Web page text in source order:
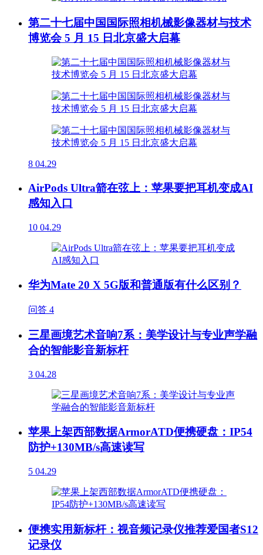
第二十七届中国国际照相机械影像器材与技术
博览会 5 月 15 日北京盛大启幕
8 04.29
AirPods Ultra箭在弦上：苹果要把耳机变成AI
感知入口
10 04.29
华为Mate 20 X 5G版和普通版有什么区别？
问答 4
三星画境艺术音响7系：美学设计与专业声学融
合的智能影音新标杆
3 04.28
苹果上架西部数据ArmorATD便携硬盘：IP54
防护+130MB/s高速读写
5 04.29
便携实用新标杆：视音频记录仪推荐爱国者S12
记录仪